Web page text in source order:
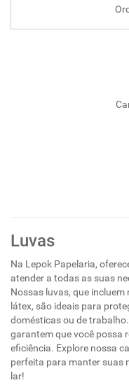
Luvas
Na Lepok Papelaria,
atender a todas as suas
Nossas luvas, que
látex, são ideais para
domésticas ou de
garantem que você possa
eficiência. Explore nossa
perfeita para manter suas
lar!